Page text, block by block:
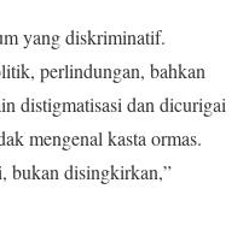
yang diskriminatif.
perlindungan, bahkan
distigmatisasi dan dicurigai
mengenal kasta ormas.
bukan disingkirkan,”